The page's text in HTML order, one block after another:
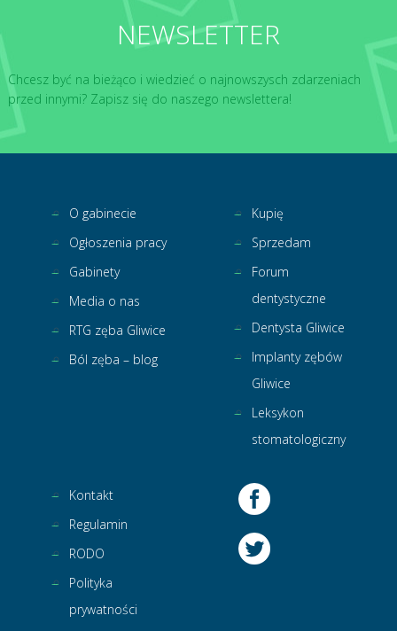
NEWSLETTER
Chcesz być na bieżąco i wiedzieć o najnowszysch zdarzeniach
przed innymi? Zapisz się do naszego newslettera!
O gabinecie
Ogłoszenia pracy
Gabinety
Media o nas
RTG zęba Gliwice
Ból zęba – blog
Kupię
Sprzedam
Forum
dentystyczne
Dentysta Gliwice
Implanty zębów
Gliwice
Leksykon
stomatologiczny
Kontakt
Regulamin
RODO
Polityka
prywatności